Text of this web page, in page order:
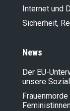
Internet und
Sicherheit,
News
Der EU-
unsere